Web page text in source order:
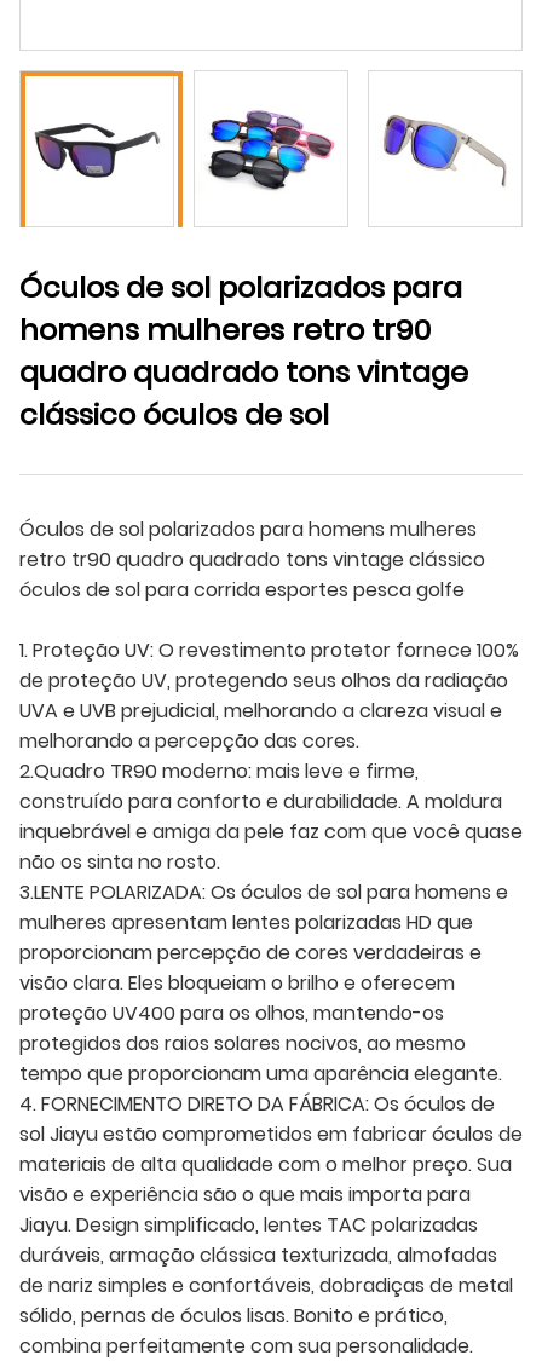
Óculos de sol polarizados para
homens mulheres retro tr90
quadro quadrado tons vintage
clássico óculos de sol
Óculos de sol polarizados para homens mulheres
retro tr90 quadro quadrado tons vintage clássico
óculos de sol para corrida esportes pesca golfe
1. Proteção UV: O revestimento protetor fornece 100%
de proteção UV, protegendo seus olhos da radiação
UVA e UVB prejudicial, melhorando a clareza visual e
melhorando a percepção das cores.
2.Quadro TR90 moderno: mais leve e firme,
construído para conforto e durabilidade. A moldura
inquebrável e amiga da pele faz com que você quase
não os sinta no rosto.
3.LENTE POLARIZADA: Os óculos de sol para homens e
mulheres apresentam lentes polarizadas HD que
proporcionam percepção de cores verdadeiras e
visão clara. Eles bloqueiam o brilho e oferecem
proteção UV400 para os olhos, mantendo-os
protegidos dos raios solares nocivos, ao mesmo
tempo que proporcionam uma aparência elegante.
4. FORNECIMENTO DIRETO DA FÁBRICA: Os óculos de
sol Jiayu estão comprometidos em fabricar óculos de
materiais de alta qualidade com o melhor preço. Sua
visão e experiência são o que mais importa para
Jiayu. Design simplificado, lentes TAC polarizadas
duráveis, armação clássica texturizada, almofadas
de nariz simples e confortáveis, dobradiças de metal
sólido, pernas de óculos lisas. Bonito e prático,
combina perfeitamente com sua personalidade.